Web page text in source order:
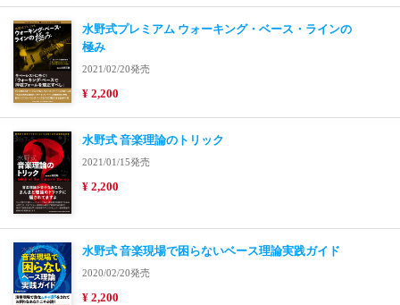
水野式プレミアム ウォーキング・ベース・ラインの
極み
2021/02/20発売
¥ 2,200
水野式 音楽理論のトリック
2021/01/15発売
¥ 2,200
水野式 音楽現場で困らないベース理論実践ガイド
2020/02/20発売
¥ 2,200